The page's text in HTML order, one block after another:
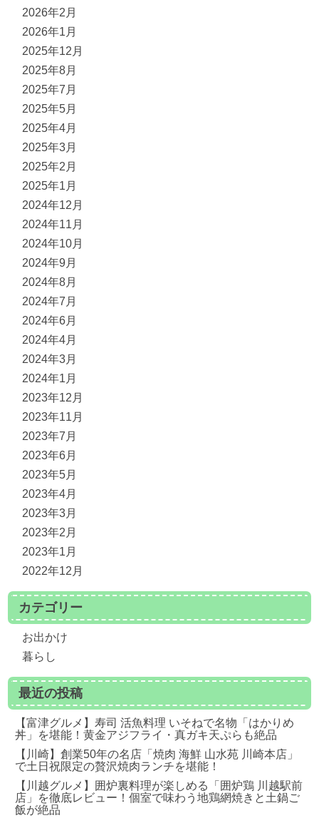
2026年2月
2026年1月
2025年12月
2025年8月
2025年7月
2025年5月
2025年4月
2025年3月
2025年2月
2025年1月
2024年12月
2024年11月
2024年10月
2024年9月
2024年8月
2024年7月
2024年6月
2024年4月
2024年3月
2024年1月
2023年12月
2023年11月
2023年7月
2023年6月
2023年5月
2023年4月
2023年3月
2023年2月
2023年1月
2022年12月
カテゴリー
お出かけ
暮らし
最近の投稿
【富津グルメ】寿司 活魚料理 いそねで名物「はかりめ
丼」を堪能！黄金アジフライ・真ガキ天ぷらも絶品
【川崎】創業50年の名店「焼肉 海鮮 山水苑 川崎本店」
で土日祝限定の贅沢焼肉ランチを堪能！
【川越グルメ】囲炉裏料理が楽しめる「囲炉鶏 川越駅前
店」を徹底レビュー！個室で味わう地鶏網焼きと土鍋ご
飯が絶品